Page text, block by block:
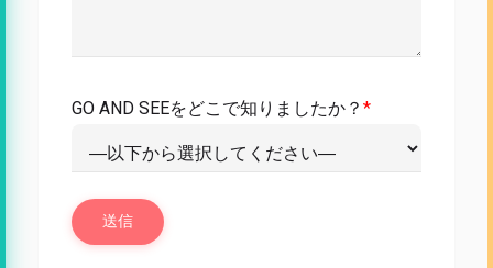
GO AND SEEをどこで知りましたか？ *